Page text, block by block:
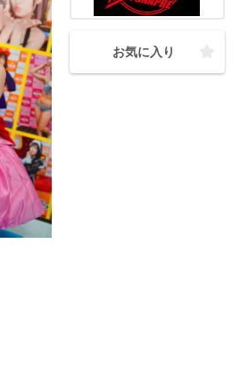
お気に入り